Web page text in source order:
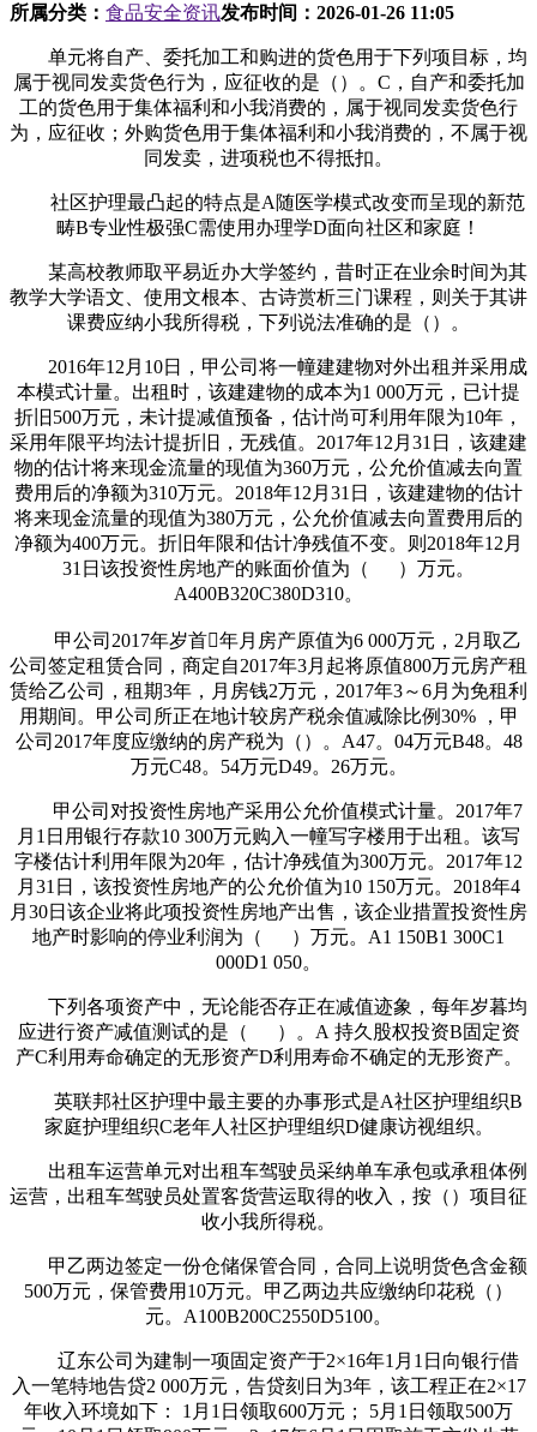
所属分类： 食品安全资讯发布时间： 2026-01-26 11:05
单元将自产、委托加工和购进的货色用于下列项目标，均
属于视同发卖货色行为，应征收的是（）。C，自产和委托加
工的货色用于集体福利和小我消费的，属于视同发卖货色行
为，应征收；外购货色用于集体福利和小我消费的，不属于视
同发卖，进项税也不得抵扣。
社区护理最凸起的特点是A随医学模式改变而呈现的新范
畴B专业性极强C需使用办理学D面向社区和家庭！
某高校教师取平易近办大学签约，昔时正在业余时间为其
教学大学语文、使用文根本、古诗赏析三门课程，则关于其讲
课费应纳小我所得税，下列说法准确的是（）。
2016年12月10日，甲公司将一幢建建物对外出租并采用成
本模式计量。出租时，该建建物的成本为1 000万元，已计提
折旧500万元，未计提减值预备，估计尚可利用年限为10年，
采用年限平均法计提折旧，无残值。2017年12月31日，该建建
物的估计将来现金流量的现值为360万元，公允价值减去向置
费用后的净额为310万元。2018年12月31日，该建建物的估计
将来现金流量的现值为380万元，公允价值减去向置费用后的
净额为400万元。折旧年限和估计净残值不变。则2018年12月
31日该投资性房地产的账面价值为（ ）万元。
A400B320C380D310。
甲公司2017年岁首年月房产原值为6 000万元，2月取乙
公司签定租赁合同，商定自2017年3月起将原值800万元房产租
赁给乙公司，租期3年，月房钱2万元，2017年3～6月为免租利
用期间。甲公司所正在地计较房产税余值减除比例30% ，甲
公司2017年度应缴纳的房产税为（）。A47。04万元B48。48
万元C48。54万元D49。26万元。
甲公司对投资性房地产采用公允价值模式计量。2017年7
月1日用银行存款10 300万元购入一幢写字楼用于出租。该写
字楼估计利用年限为20年，估计净残值为300万元。2017年12
月31日，该投资性房地产的公允价值为10 150万元。2018年4
月30日该企业将此项投资性房地产出售，该企业措置投资性房
地产时影响的停业利润为（ ）万元。A1 150B1 300C1
000D1 050。
下列各项资产中，无论能否存正在减值迹象，每年岁暮均
应进行资产减值测试的是（ ）。A 持久股权投资B固定资
产C利用寿命确定的无形资产D利用寿命不确定的无形资产。
英联邦社区护理中最主要的办事形式是A社区护理组织B
家庭护理组织C老年人社区护理组织D健康访视组织。
出租车运营单元对出租车驾驶员采纳单车承包或承租体例
运营，出租车驾驶员处置客货营运取得的收入，按（）项目征
收小我所得税。
甲乙两边签定一份仓储保管合同，合同上说明货色含金额
500万元，保管费用10万元。甲乙两边共应缴纳印花税（）
元。A100B200C2550D5100。
辽东公司为建制一项固定资产于2×16年1月1日向银行借
入一笔特地告贷2 000万元，告贷刻日为3年，该工程正在2×17
年收入环境如下： 1月1日领取600万元； 5月1日领取500万